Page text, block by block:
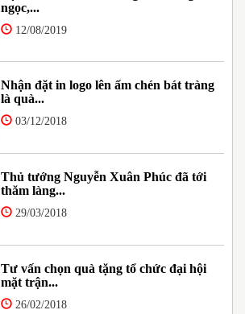
ngọc,...
12/08/2019
Nhận đặt in logo lên ấm chén bát tràng
là quà...
03/12/2018
Thủ tướng Nguyễn Xuân Phúc đã tới
thăm làng...
29/03/2018
Tư vấn chọn quà tặng tổ chức đại hội
mặt trận...
26/02/2018